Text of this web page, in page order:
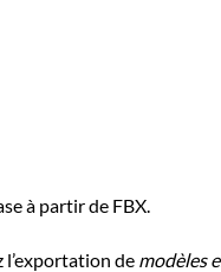
à partir de FBX.
de modèles